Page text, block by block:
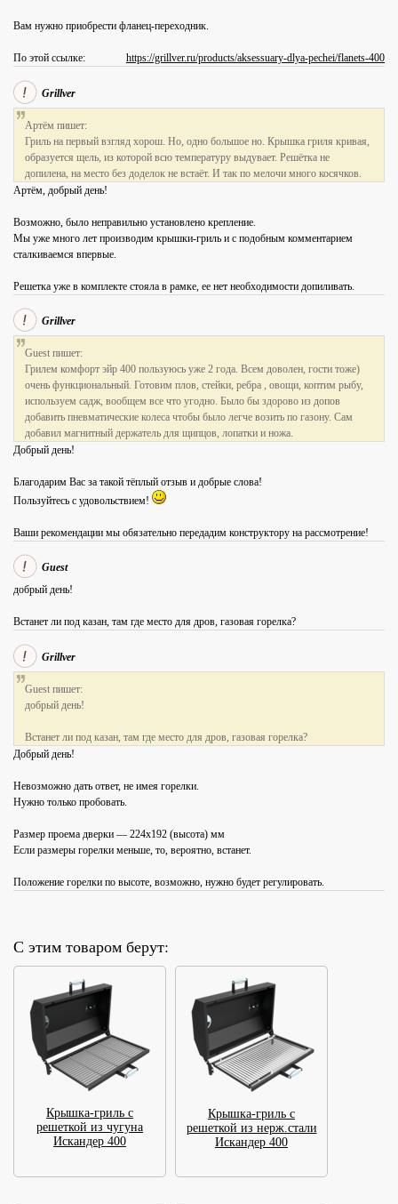
Вам нужно приобрести фланец-переходник.
По этой ссылке: https://grillver.ru/products/aksessuary-dlya-pechei/flanets-400
Grillver
Артём пишет:
Гриль на первый взгляд хорош. Но, одно большое но. Крышка гриля кривая,
образуется щель, из которой всю температуру выдувает. Решётка не
допилена, на место без доделок не встаёт. И так по мелочи много косячков.
Артём, добрый день!
Возможно, было неправильно установлено крепление.
Мы уже много лет производим крышки-гриль и с подобным комментарием
сталкиваемся впервые.
Решетка уже в комплекте стояла в рамке, ее нет необходимости допиливать.
Grillver
Guest пишет:
Грилем комфорт эйр 400 пользуюсь уже 2 года. Всем доволен, гости тоже)
очень функциональный. Готовим плов, стейки, ребра , овощи, коптим рыбу,
используем садж, вообщем все что угодно. Было бы здорово из допов
добавить пневматические колеса чтобы было легче возить по газону. Сам
добавил магнитный держатель для щипцов, лопатки и ножа.
Добрый день!
Благодарим Вас за такой тёплый отзыв и добрые слова!
Пользуйтесь с удовольствием!
Ваши рекомендации мы обязательно передадим конструктору на рассмотрение!
Guest
добрый день!
Встанет ли под казан, там где место для дров, газовая горелка?
Grillver
Guest пишет:
добрый день!
Встанет ли под казан, там где место для дров, газовая горелка?
Добрый день!
Невозможно дать ответ, не имея горелки.
Нужно только пробовать.
Размер проема дверки — 224х192 (высота) мм
Если размеры горелки меньше, то, вероятно, встанет.
Положение горелки по высоте, возможно, нужно будет регулировать.
С этим товаром берут:
Крышка-гриль с
решеткой из чугуна
Искандер 400
Крышка-гриль с
решеткой из нерж.стали
Искандер 400